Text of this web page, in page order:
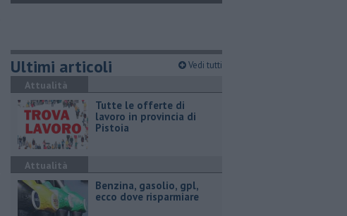
Ultimi articoli Vedi tutti
Attualità
​Tutte le offerte di
lavoro in provincia di
Pistoia
Attualità
​Benzina, gasolio, gpl,
ecco dove risparmiare